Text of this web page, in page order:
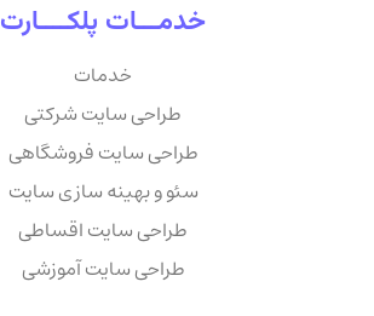
خدمـــات پلکــــارت
خدمات
طراحی سایت شرکتی
طراحی سایت فروشگاهی
سئو و بهینه سازی سایت
طراحی سایت اقساطی
طراحی سایت آموزشی